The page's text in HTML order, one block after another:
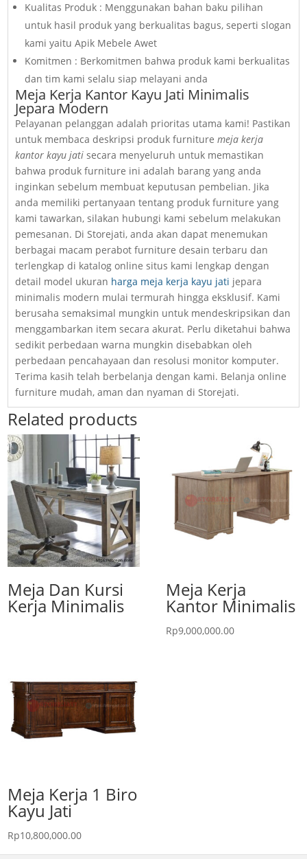
Kualitas Produk : Menggunakan bahan baku pilihan
untuk hasil produk yang berkualitas bagus, seperti slogan
kami yaitu Apik Mebele Awet
Komitmen : Berkomitmen bahwa produk kami berkualitas
dan tim kami selalu siap melayani anda
Meja Kerja Kantor Kayu Jati Minimalis
Jepara Modern
Pelayanan pelanggan adalah prioritas utama kami! Pastikan
untuk membaca deskripsi produk furnituremeja kerja
kantor kayu jati secara menyeluruh untuk memastikan
bahwa produk furniture ini adalah barang yang anda
inginkan sebelum membuat keputusan pembelian. Jika
anda memiliki pertanyaan tentang produk furniture yang
kami tawarkan, silakan hubungi kami sebelum melakukan
pemesanan. Di Storejati, anda akan dapat menemukan
berbagai macam perabot furniture desain terbaru dan
terlengkap di katalog online situs kami lengkap dengan
detail model ukuran harga meja kerja kayu jati jepara
minimalis modern mulai termurah hingga eksklusif. Kami
berusaha semaksimal mungkin untuk mendeskripsikan dan
menggambarkan item secara akurat. Perlu diketahui bahwa
sedikit perbedaan warna mungkin disebabkan oleh
perbedaan pencahayaan dan resolusi monitor komputer.
Terima kasih telah berbelanja dengan kami. Belanja online
furniture mudah, aman dan nyaman di Storejati.
Related products
Meja Dan Kursi
Kerja Minimalis
Meja Kerja
Kantor Minimalis
Rp9,000,000.00
Meja Kerja 1 Biro
Kayu Jati
Rp10,800,000.00